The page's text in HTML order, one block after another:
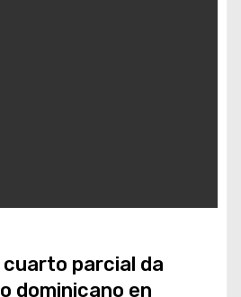
parcial da
dominicano en